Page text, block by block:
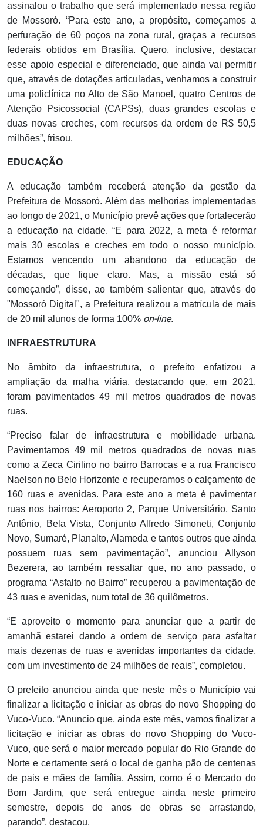
assinalou o trabalho que será implementado nessa região
de Mossoró. “Para este ano, a propósito, começamos a
perfuração de 60 poços na zona rural, graças a recursos
federais obtidos em Brasília. Quero, inclusive, destacar
esse apoio especial e diferenciado, que ainda vai permitir
que, através de dotações articuladas, venhamos a construir
uma policlínica no Alto de São Manoel, quatro Centros de
Atenção Psicossocial (CAPSs), duas grandes escolas e
duas novas creches, com recursos da ordem de R$ 50,5
milhões”, frisou.
EDUCAÇÃO
A educação também receberá atenção da gestão da
Prefeitura de Mossoró. Além das melhorias implementadas
ao longo de 2021, o Município prevê ações que fortalecerão
a educação na cidade. “E para 2022, a meta é reformar
mais 30 escolas e creches em todo o nosso município.
Estamos vencendo um abandono da educação de
décadas, que fique claro. Mas, a missão está só
começando”, disse, ao também salientar que, através do
"Mossoró Digital", a Prefeitura realizou a matrícula de mais
de 20 mil alunos de forma 100% on-line.
INFRAESTRUTURA
No âmbito da infraestrutura, o prefeito enfatizou a
ampliação da malha viária, destacando que, em 2021,
foram pavimentados 49 mil metros quadrados de novas
ruas.
“Preciso falar de infraestrutura e mobilidade urbana.
Pavimentamos 49 mil metros quadrados de novas ruas
como a Zeca Cirilino no bairro Barrocas e a rua Francisco
Naelson no Belo Horizonte e recuperamos o calçamento de
160 ruas e avenidas. Para este ano a meta é pavimentar
ruas nos bairros: Aeroporto 2, Parque Universitário, Santo
Antônio, Bela Vista, Conjunto Alfredo Simoneti, Conjunto
Novo, Sumaré, Planalto, Alameda e tantos outros que ainda
possuem ruas sem pavimentação”, anunciou Allyson
Bezerera, ao também ressaltar que, no ano passado, o
programa “Asfalto no Bairro” recuperou a pavimentação de
43 ruas e avenidas, num total de 36 quilômetros.
“E aproveito o momento para anunciar que a partir de
amanhã estarei dando a ordem de serviço para asfaltar
mais dezenas de ruas e avenidas importantes da cidade,
com um investimento de 24 milhões de reais”, completou.
O prefeito anunciou ainda que neste mês o Município vai
finalizar a licitação e iniciar as obras do novo Shopping do
Vuco-Vuco. “Anuncio que, ainda este mês, vamos finalizar a
licitação e iniciar as obras do novo Shopping do Vuco-
Vuco, que será o maior mercado popular do Rio Grande do
Norte e certamente será o local de ganha pão de centenas
de pais e mães de família. Assim, como é o Mercado do
Bom Jardim, que será entregue ainda neste primeiro
semestre, depois de anos de obras se arrastando,
parando”, destacou.